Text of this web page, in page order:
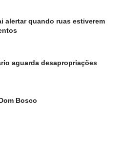
alertar quando ruas estiverem
aguarda desapropriações
Bosco